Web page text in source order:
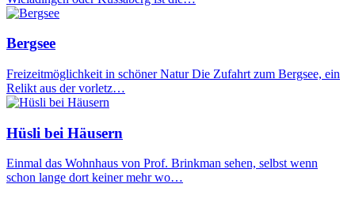
Bergsee
Freizeitmöglichkeit in schöner Natur Die Zufahrt zum Bergsee, ein
Relikt aus der vorletz…
Hüsli bei Häusern
Einmal das Wohnhaus von Prof. Brinkman sehen, selbst wenn
schon lange dort keiner mehr wo…